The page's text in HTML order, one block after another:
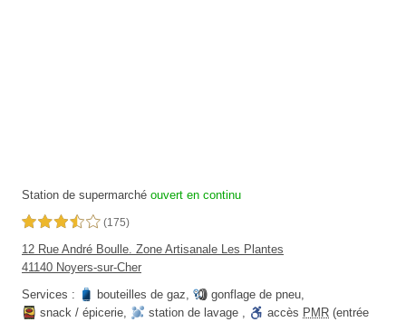
Station de supermarché ouvert en continu
3,5 étoiles sur 5 (175)
12 Rue André Boulle. Zone Artisanale Les Plantes
41140 Noyers-sur-Cher
Services :
bouteilles de gaz, gonflage de pneu,
snack / épicerie, station de lavage , accès PMR (entrée